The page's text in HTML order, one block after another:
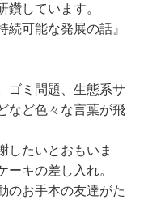
しています。
可能な発展の話』
ゴミ問題、生態系サ
など色々な言葉が飛
したいとおもいま
キの差し入れ。
のお手本の友達がた